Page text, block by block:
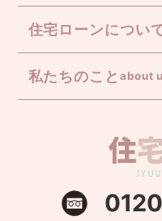
住宅ローンについ
私たちのこと about